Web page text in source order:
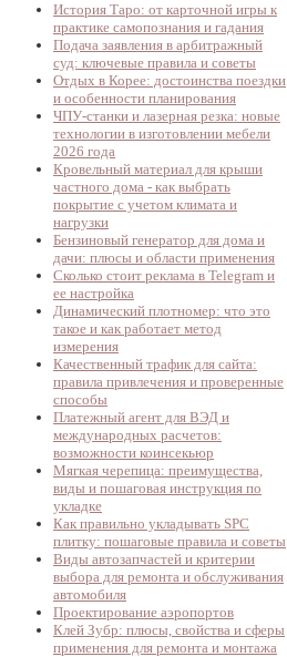
История Таро: от карточной игры к
практике самопознания и гадания
Подача заявления в арбитражный
суд: ключевые правила и советы
Отдых в Корее: достоинства поездки
и особенности планирования
ЧПУ-станки и лазерная резка: новые
технологии в изготовлении мебели
2026 года
Кровельный материал для крыши
частного дома - как выбрать
покрытие с учетом климата и
нагрузки
Бензиновый генератор для дома и
дачи: плюсы и области применения
Сколько стоит реклама в Telegram и
ее настройка
Динамический плотномер: что это
такое и как работает метод
измерения
Качественный трафик для сайта:
правила привлечения и проверенные
способы
Платежный агент для ВЭД и
международных расчетов:
возможности коинсекьюр
Мягкая черепица: преимущества,
виды и пошаговая инструкция по
укладке
Как правильно укладывать SPC
плитку: пошаговые правила и советы
Виды автозапчастей и критерии
выбора для ремонта и обслуживания
автомобиля
Проектирование аэропортов
Клей Зубр: плюсы, свойства и сферы
применения для ремонта и монтажа